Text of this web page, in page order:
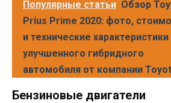
Популярные статьи Обзор
Prius Prime 2020: фото,
и технические характеристики
улучшенного гибридного
автомобиля от компании
Бензиновые двигатели